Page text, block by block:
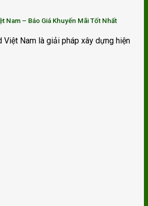
Nam – Báo Giá Khuyến Mãi Tốt Nhất
Nam là giải pháp xây dựng hiện